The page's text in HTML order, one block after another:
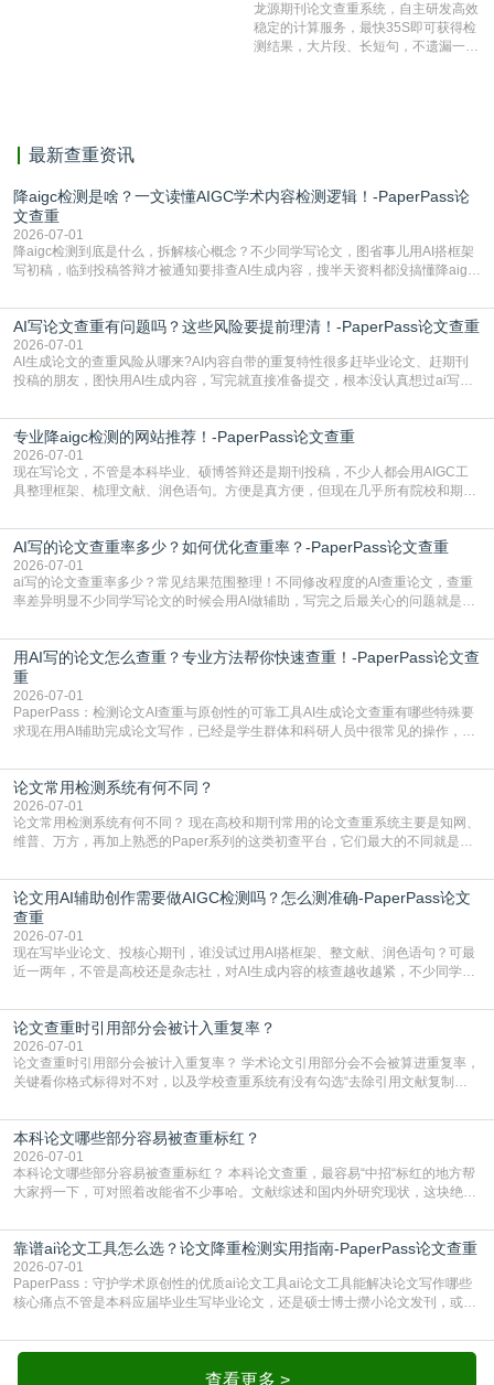
有相似的片段，该项技术检测速度快、
准确率高，市场反映良好。
龙源期刊论文查重系统，自主研发高效
稳定的计算服务，最快35S即可获得检
测结果，大片段、长短句，不遗漏一处
最新查重资讯
降aigc检测是啥？一文读懂AIGC学术内容检测逻辑！-PaperPass论
文查重
2026-07-01
降aigc检测到底是什么，拆解核心概念？不少同学写论文，图省事儿用AI搭框架
写初稿，临到投稿答辩才被通知要排查AI生成内容，搜半天资料都没搞懂降aigc
怕是已经入行的科研人员，不少人也搞不清降aigc检测是啥，对相关要求摸不
准。其实，降aigc检测是伴随AIGC工具在学术领域普及诞生的新需求，核心是为
了满足现在高校、期刊对AI生
AI写论文查重有问题吗？这些风险要提前理清！-PaperPass论文查重
2026-07-01
AI生成论文的查重风险从哪来?AI内容自带的重复特性很多赶毕业论文、赶期刊
投稿的朋友，图快用AI生成内容，写完就直接准备提交，根本没认真想过ai写论
自带不可忽视的查重风险。AI训练依赖海量公开的文本数据，生成内容本质是基
于训练数据的概率拼接，不是从零开始的原创创作。生成过程中，很容易复用已
有的高频公共表述，甚至直接拼接已经公开
专业降aigc检测的网站推荐！-PaperPass论文查重
2026-07-01
现在写论文，不管是本科毕业、硕博答辩还是期刊投稿，不少人都会用AIGC工
具整理框架、梳理文献、润色语句。方便是真方便，但现在几乎所有院校和期刊
五遍还是过不了预检测的大有人在，这时候，找到靠谱的降AIGC检测率的网
站，就能少走好多弯路。PaperPass：守护学术原创性的智能伙伴AIGC生成内
容的学术合规痛点去年帮一个本科师弟改
AI写的论文查重率多少？如何优化查重率？-PaperPass论文查重
2026-07-01
ai写的论文查重率多少？常见结果范围整理！不同修改程度的AI查重论文，查重
率差异明显不少同学写论文的时候会用AI做辅助，写完之后最关心的问题就是ai
实际情况和大家想的不太一样。AI训练依赖海量公开学术文献、网络内容，生成
内容本质是按照语义概率拼接已有内容，很容易和已发布的作品撞重复，甚至会
直接引用整段已有内容，所以查重率偏高是
用AI写的论文怎么查重？专业方法帮你快速查重！-PaperPass论文查
重
2026-07-01
PaperPass：检测论文AI查重与原创性的可靠工具AI生成论文查重有哪些特殊要
求现在用AI辅助完成论文写作，已经是学生群体和科研人员中很常见的操作，不
但很多人忽略了，AI生成的内容天生带有重复风险——训练AI的数据集本身就包
含大量已公开的学术内容、网络原创内容，AI输出内容时很容易无意识拼接出重
复片
论文常用检测系统有何不同？
2026-07-01
论文常用检测系统有何不同？ 现在高校和期刊常用的论文查重系统主要是知网、
维普、万方，再加上熟悉的Paper系列的这类初查平台，它们最大的不同就是数
查数值误导。知网（CNKI）是学校定稿检测的绝对主流。本科用PMLC，含大学
生联合比对库，能比历届学长论文，硕博用VIP/TMLC，含学术论文联合比对
库，期刊投稿用AMLMC/SML
论文用AI辅助创作需要做AIGC检测吗？怎么测准确-PaperPass论文
查重
2026-07-01
现在写毕业论文、投核心期刊，谁没试过用AI搭框架、整文献、润色语句？可最
近一两年，不管是高校还是杂志社，对AI生成内容的核查越收越紧，不少同学投
真的太亏。提前做AIGC检测，已经成了很多过来人交稿前必做的一步。为什么
AIGC检测成了论文答辩投稿前的必备项？可能还有不少人觉得，我就用AI搭了个
框架，内容都是自己写的，至于做AIG
论文查重时引用部分会被计入重复率？
2026-07-01
论文查重时引用部分会被计入重复率？ 学术论文引用部分会不会被算进重复率，
关键看你格式标得对不对，以及学校查重系统有没有勾选“去除引用文献复制
独占一行，每条文献用[1][2]方括号编号、与正文一一对应，著录项符合GB/T
7714（作者、题名、刊名、年、卷期、页码齐全，标点用半角）；查重系统识别
成功后通常把这段标为引用，
本科论文哪些部分容易被查重标红？
2026-07-01
本科论文哪些部分容易被查重标红？ 本科论文查重，最容易“中招“标红的地方帮
大家捋一下，可对照着改能省不少事哈。文献综述和国内外研究现状，这块绝对
乎一模一样的话，你要是直接复制百度百科、教材或别人写好的综述段落，系统
一抓一个准，整段飘红。研究背景、意义和方法描述也是不可避免，比如“本文采
用问卷调查法““运用SPSS软件进行数据分
靠谱ai论文工具怎么选？论文降重检测实用指南-PaperPass论文查重
2026-07-01
PaperPass：守护学术原创性的优质ai论文工具ai论文工具能解决论文写作哪些
核心痛点不管是本科应届毕业生写毕业论文，还是硕士博士攒小论文发刊，或是
自己逐句读逐句改，熬好几个大夜不说，还经常改不到点上，交上去才发现重复
率超标，再返工太折腾。现在有了成熟的ai论文工具，这些痛点基本都能高效解
决。靠谱的ai论文工具，不止能帮你梳查看更多 >